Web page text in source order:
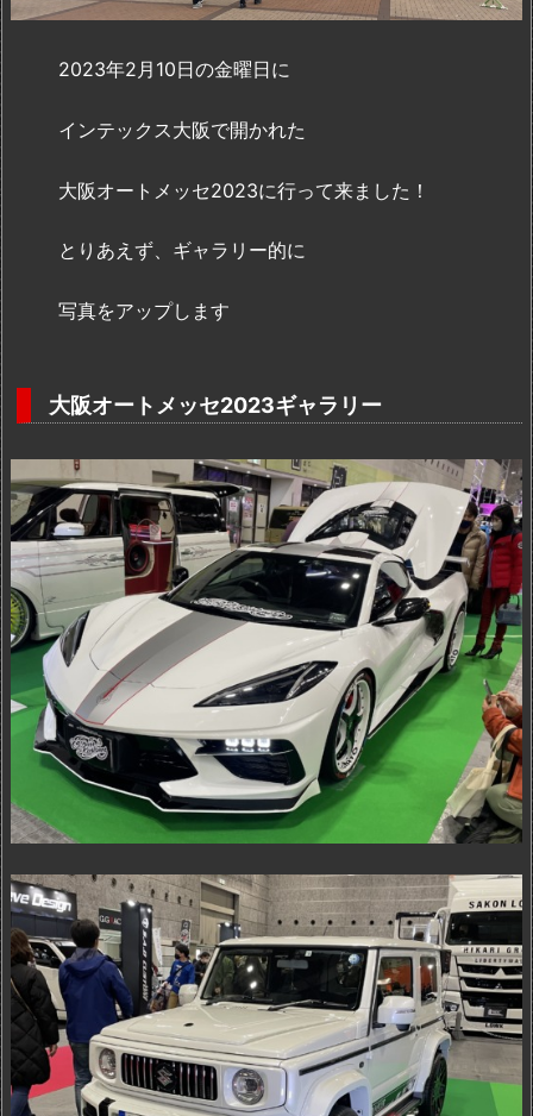
2023年2月10日の金曜日に
インテックス大阪で開かれた
大阪オートメッセ2023に行って来ました！
とりあえず、ギャラリー的に
写真をアップします
大阪オートメッセ2023ギャラリー